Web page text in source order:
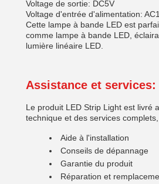
Voltage de sortie: DC5V
Voltage d'entrée d'alimentation:
Cette lampe à bande LED est
comme lampe à bande LED,
lumière linéaire LED.
Assistance et services:
Le produit LED Strip Light est livré
technique et des services
Aide à l'installation
Conseils de dépannage
Garantie du produit
Réparation et